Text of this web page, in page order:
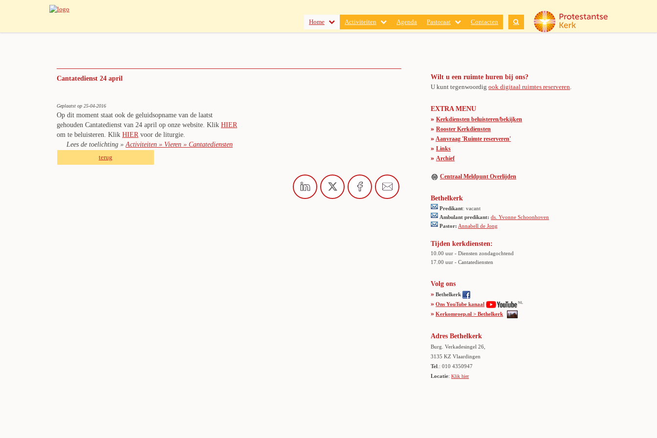
Home Activiteiten Agenda Pastoraat Contacten
Cantatedienst 24 april
Geplaatst op 25-04-2016
Op dit moment staat ook de geluidsopname van de laatst
gehouden Cantatedienst van 24 april op onze website. Klik HIER
om te beluisteren. Klik HIERvoor de liturgie.
Lees de toelichting »Activiteiten » Vieren » Cantatediensten
terug
Wilt u een ruimte huren bij ons?
U kunt tegenwoordigook digitaal ruimtes reserveren.
EXTRA MENU
» Kerkdiensten beluisteren/bekijken
» Rooster Kerkdiensten
» Aanvraag 'Ruimte reserveren'
» Links
» Archief
Centraal Meldpunt Overlijden
Bethelkerk
Predikant: vacant
Ambulant predikant: ds. Yvonne Schoonhoven
Pastor: Annabell de Jong
Tijden kerkdiensten:
10.00 uur - Diensten zondagochtend
17.00 uur - Cantatediensten
Volg ons
» Bethelkerk
» Ons YouTube kanaal
» Kerkomroep.nl > Bethelkerk
Adres Bethelkerk
Burg. Verkadesingel 26,
3135 KZ Vlaardingen
Tel .: 010 4350947
Locatie:Klik hier